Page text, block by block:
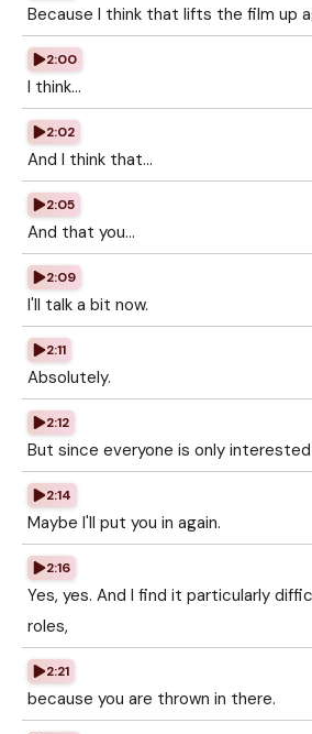
Because I think that lifts the film up
2:00
I think...
2:02
And I think that...
2:05
And that you...
2:09
I'll talk a bit now.
2:11
Absolutely.
2:12
But since everyone is only interested
2:14
Maybe I'll put you in again.
2:16
Yes, yes. And I find it particularly
roles,
2:21
because you are thrown in there.